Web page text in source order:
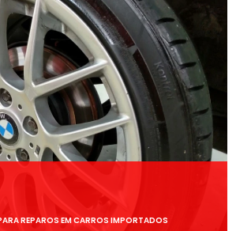
REPAROS EM CARROS IMPORTADOS